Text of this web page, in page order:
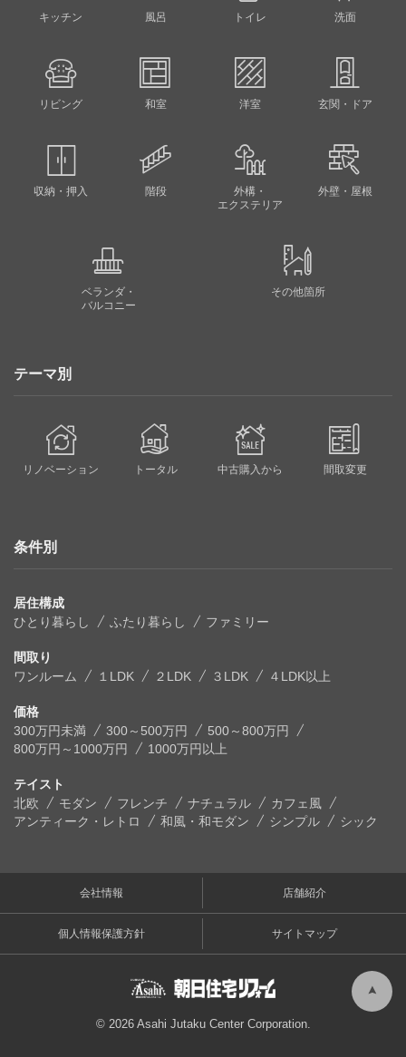
キッチン 風呂 トイレ 洗面
リビング 和室 洋室 玄関・ドア
収納・押入 階段
外構・
エクステリア
外壁・屋根
ベランダ・
バルコニー
その他箇所
テーマ別
リノベーション トータル 中古購入から 間取変更
条件別
居住構成
ひとり暮らし
ふたり暮らし ファミリー
間取り
ワンルーム
１LDK ２LDK ３LDK ４LDK以上
価格
300万円未満
300～500万円
500～800万円
800万円～1000万円
1000万円以上
テイスト
北欧
モダン フレンチ ナチュラル
カフェ風
アンティーク・レトロ
和風・和モダン シンプル シック
会社情報 店舗紹介
個人情報保護方針 サイトマップ
© 2026 Asahi Jutaku Center Corporation.